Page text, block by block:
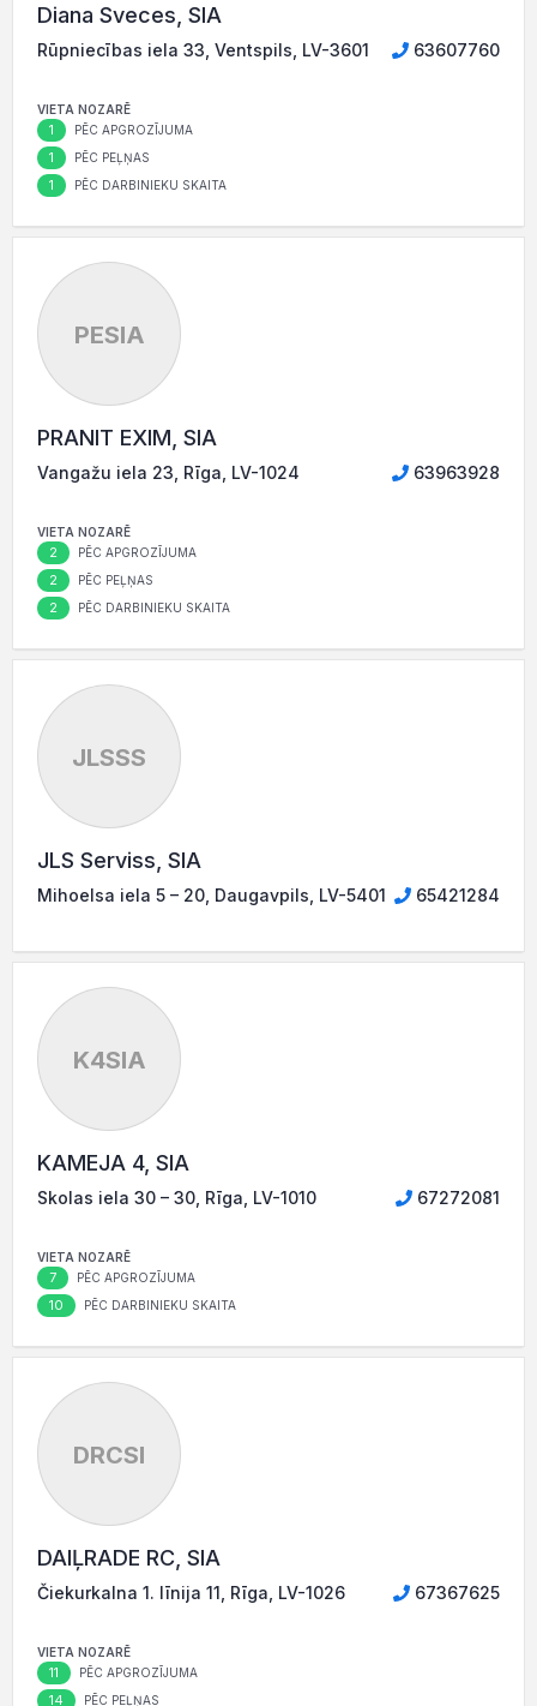
Diana Sveces, SIA
Rūpniecības iela 33, Ventspils, LV-3601 63607760
VIETA NOZARĒ
1 PĒC APGROZĪJUMA
1 PĒC PEĻŅAS
1 PĒC DARBINIEKU SKAITA
PESIA
PRANIT EXIM, SIA
Vangažu iela 23, Rīga, LV-1024 63963928
VIETA NOZARĒ
2 PĒC APGROZĪJUMA
2 PĒC PEĻŅAS
2 PĒC DARBINIEKU SKAITA
JLSSS
JLS Serviss, SIA
Mihoelsa iela 5 – 20, Daugavpils, LV-5401 65421284
K4SIA
KAMEJA 4, SIA
Skolas iela 30 – 30, Rīga, LV-1010 67272081
VIETA NOZARĒ
7 PĒC APGROZĪJUMA
10 PĒC DARBINIEKU SKAITA
DRCSI
DAIĻRADE RC, SIA
Čiekurkalna 1. līnija 11, Rīga, LV-1026 67367625
VIETA NOZARĒ
11 PĒC APGROZĪJUMA
14 PĒC PEĻŅAS